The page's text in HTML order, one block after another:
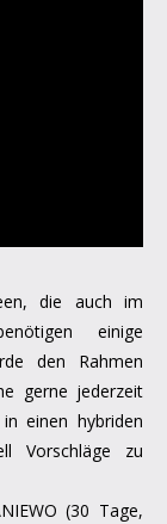
die auch im
einige
den Rahmen
gerne jederzeit
einen hybriden
Vorschläge zu
(30 Tage,